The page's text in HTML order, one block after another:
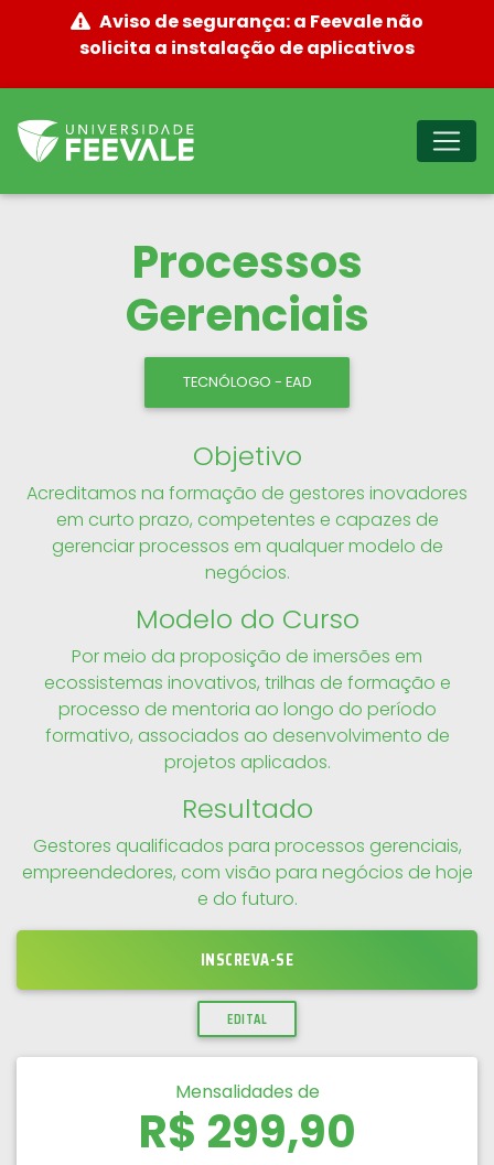
Aviso de segurança: a Feevale não
solicita a instalação de aplicativos
Processos
Gerenciais
TECNÓLOGO - EAD
Objetivo
Acreditamos na formação de gestores inovadores
em curto prazo, competentes e capazes de
gerenciar processos em qualquer modelo de
negócios.
Modelo do Curso
Por meio da proposição de imersões em
ecossistemas inovativos, trilhas de formação e
processo de mentoria ao longo do período
formativo, associados ao desenvolvimento de
projetos aplicados.
Resultado
Gestores qualificados para processos gerenciais,
empreendedores, com visão para negócios de hoje
e do futuro.
INSCREVA-SE
EDITAL
Mensalidades de
R$ 299,90